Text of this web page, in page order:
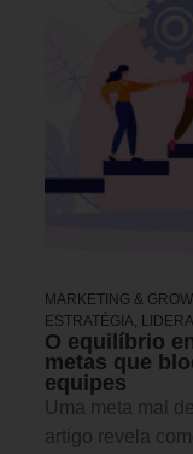
MARKETING &
ESTRATÉGIA,
O equilíbrio
metas que
equipes
Uma meta mal
artigo revela